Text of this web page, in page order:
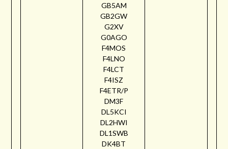
GB5AM
GB2GW
G2XV
G0AGO
F4MOS
F4LNO
F4LCT
F4ISZ
F4ETR/P
DM3F
DL5KCI
DL2HWI
DL1SWB
DK4BT